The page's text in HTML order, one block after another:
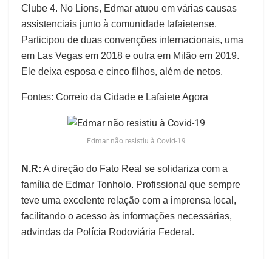
Clube 4. No Lions, Edmar atuou em várias causas
assistenciais junto à comunidade lafaietense.
Participou de duas convenções internacionais, uma
em Las Vegas em 2018 e outra em Milão em 2019.
Ele deixa esposa e cinco filhos, além de netos.
Fontes: Correio da Cidade e Lafaiete Agora
Edmar não resistiu à Covid-19
N.R: A direção do Fato Real se solidariza com a
família de Edmar Tonholo. Profissional que sempre
teve uma excelente relação com a imprensa local,
facilitando o acesso às informações necessárias,
advindas da Polícia Rodoviária Federal.